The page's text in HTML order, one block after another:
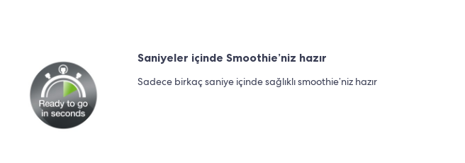
Saniyeler içinde Smoothie’niz hazır
Sadece birkaç saniye içinde sağlıklı smoothie’niz hazır